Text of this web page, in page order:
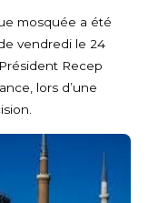
mosquée a été
vendredi le 24
Recep
lors d’une